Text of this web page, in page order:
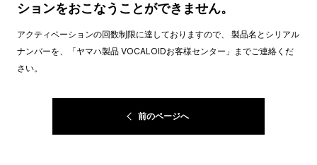
ションをおこなうことができません。
アクティベーションの回数制限に達しておりますので、 製品名とシリアル
ナンバーを、「ヤマハ製品 VOCALOIDお客様センター」までご連絡くだ
さい。
前のページへ